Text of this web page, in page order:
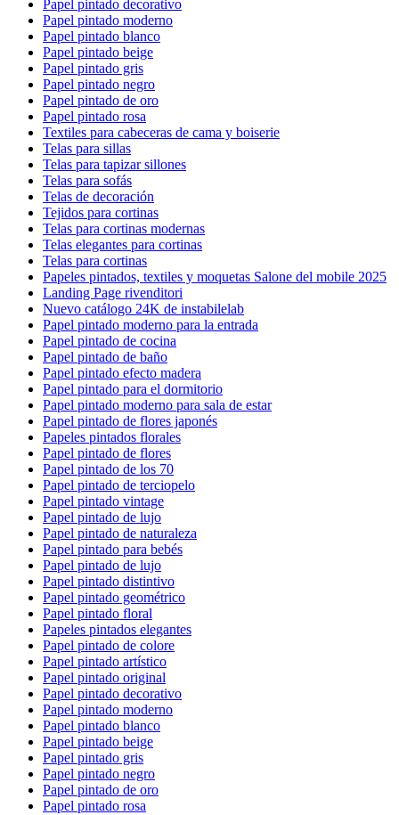
Papel pintado decorativo
Papel pintado moderno
Papel pintado blanco
Papel pintado beige
Papel pintado gris
Papel pintado negro
Papel pintado de oro
Papel pintado rosa
Textiles para cabeceras de cama y boiserie
Telas para sillas
Telas para tapizar sillones
Telas para sofás
Telas de decoración
Tejidos para cortinas
Telas para cortinas modernas
Telas elegantes para cortinas
Telas para cortinas
Papeles pintados, textiles y moquetas Salone del mobile 2025
Landing Page rivenditori
Nuevo catálogo 24K de instabilelab
Papel pintado moderno para la entrada
Papel pintado de cocina
Papel pintado de baño
Papel pintado efecto madera
Papel pintado para el dormitorio
Papel pintado moderno para sala de estar
Papel pintado de flores japonés
Papeles pintados florales
Papel pintado de flores
Papel pintado de los 70
Papel pintado de terciopelo
Papel pintado vintage
Papel pintado de lujo
Papel pintado de naturaleza
Papel pintado para bebés
Papel pintado de lujo
Papel pintado distintivo
Papel pintado geométrico
Papel pintado floral
Papeles pintados elegantes
Papel pintado de colore
Papel pintado artístico
Papel pintado original
Papel pintado decorativo
Papel pintado moderno
Papel pintado blanco
Papel pintado beige
Papel pintado gris
Papel pintado negro
Papel pintado de oro
Papel pintado rosa